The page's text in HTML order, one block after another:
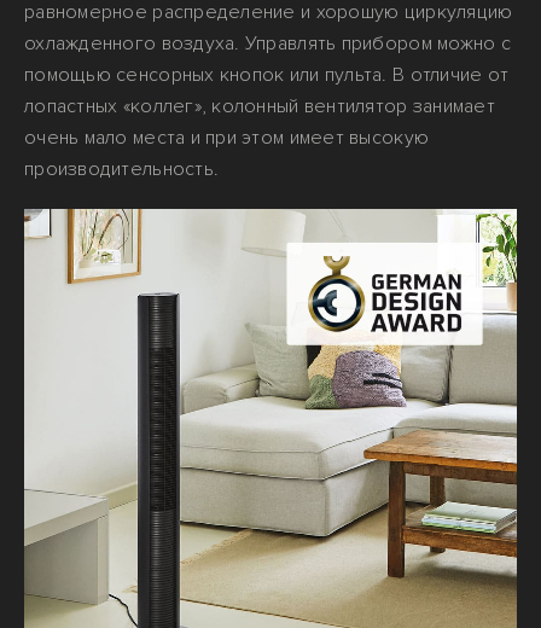
равномерное распределение и хорошую циркуляцию
охлажденного воздуха. Управлять прибором можно с
помощью сенсорных кнопок или пульта. В отличие от
лопастных «коллег», колонный вентилятор занимает
очень мало места и при этом имеет высокую
производительность.